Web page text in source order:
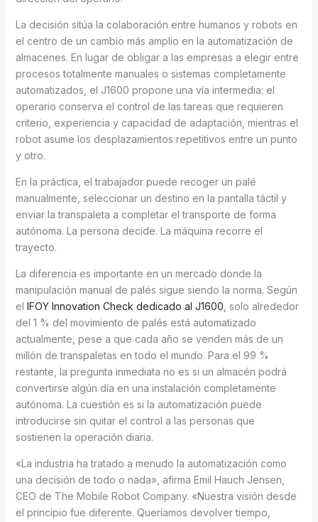
La decisión sitúa la colaboración entre humanos y robots en
el centro de un cambio más amplio en la automatización de
almacenes. En lugar de obligar a las empresas a elegir entre
procesos totalmente manuales o sistemas completamente
automatizados, el J1600 propone una vía intermedia: el
operario conserva el control de las tareas que requieren
criterio, experiencia y capacidad de adaptación, mientras el
robot asume los desplazamientos repetitivos entre un punto
y otro.
En la práctica, el trabajador puede recoger un palé
manualmente, seleccionar un destino en la pantalla táctil y
enviar la transpaleta a completar el transporte de forma
autónoma. La persona decide. La máquina recorre el
trayecto.
La diferencia es importante en un mercado donde la
manipulación manual de palés sigue siendo la norma. Según
el IFOY Innovation Check dedicado al J1600 , solo alrededor
del 1 % del movimiento de palés está automatizado
actualmente, pese a que cada año se venden más de un
millón de transpaletas en todo el mundo. Para el 99 %
restante, la pregunta inmediata no es si un almacén podrá
convertirse algún día en una instalación completamente
autónoma. La cuestión es si la automatización puede
introducirse sin quitar el control a las personas que
sostienen la operación diaria.
«La industria ha tratado a menudo la automatización como
una decisión de todo o nada», afirma Emil Hauch Jensen,
CEO de The Mobile Robot Company. «Nuestra visión desde
el principio fue diferente. Queríamos devolver tiempo,